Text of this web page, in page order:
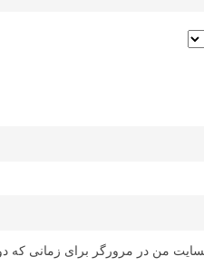
من در مرورگر برای زمانی که